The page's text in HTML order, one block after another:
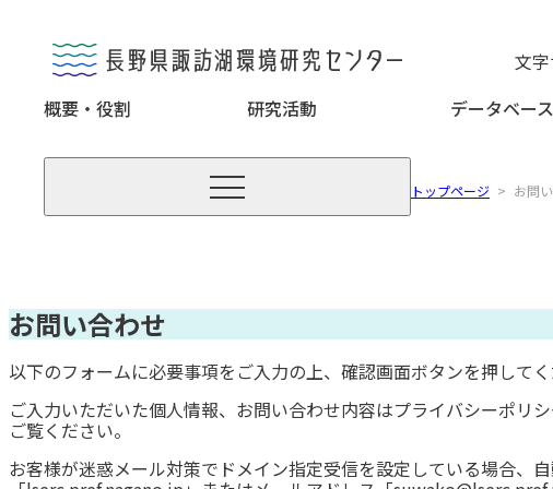
文
概要・役割
研究活動 データベース
 トップページ > お問
お問い合わせ
以下のフォームに必要事項をご入力の上、確認画面ボタンを押してく
ご入力いただいた個人情報、お問い合わせ内容はプライバシーポリ
ご覧ください。
お客様が迷惑メール対策でドメイン指定受信を設定している場合、